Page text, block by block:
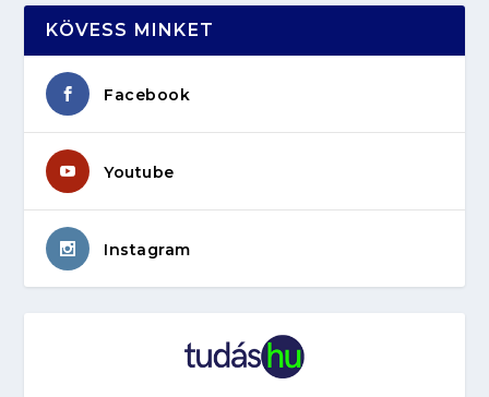
KÖVESS MINKET
Facebook
Youtube
Instagram